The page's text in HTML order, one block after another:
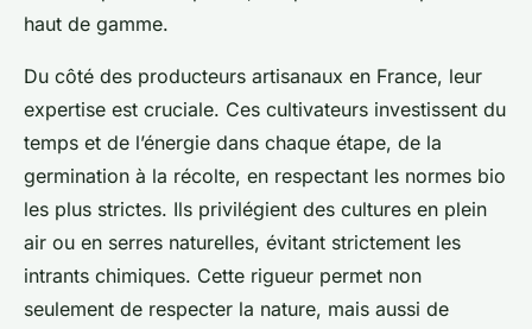
haut de gamme.
Du côté des producteurs artisanaux en France, leur
expertise est cruciale. Ces cultivateurs investissent du
temps et de l’énergie dans chaque étape, de la
germination à la récolte, en respectant les normes bio
les plus strictes. Ils privilégient des cultures en plein
air ou en serres naturelles, évitant strictement les
intrants chimiques. Cette rigueur permet non
seulement de respecter la nature, mais aussi de